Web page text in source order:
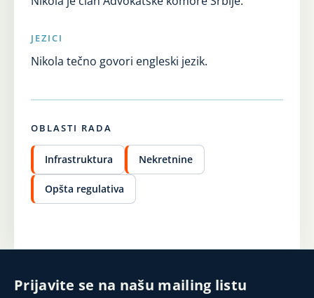
JEZICI
Nikola tečno govori engleski jezik.
OBLASTI RADA
Infrastruktura Nekretnine
Opšta regulativa
Prijavite se na našu mailing listu